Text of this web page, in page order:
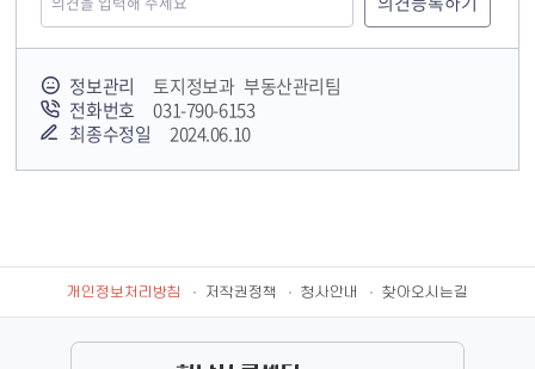
정보관리
토지정보과 부동산관리팀
전화번호
031-790-6153
최종수정일
2024.06.10
개인정보처리방침 저작권정책 청사안내 찾아오시는길